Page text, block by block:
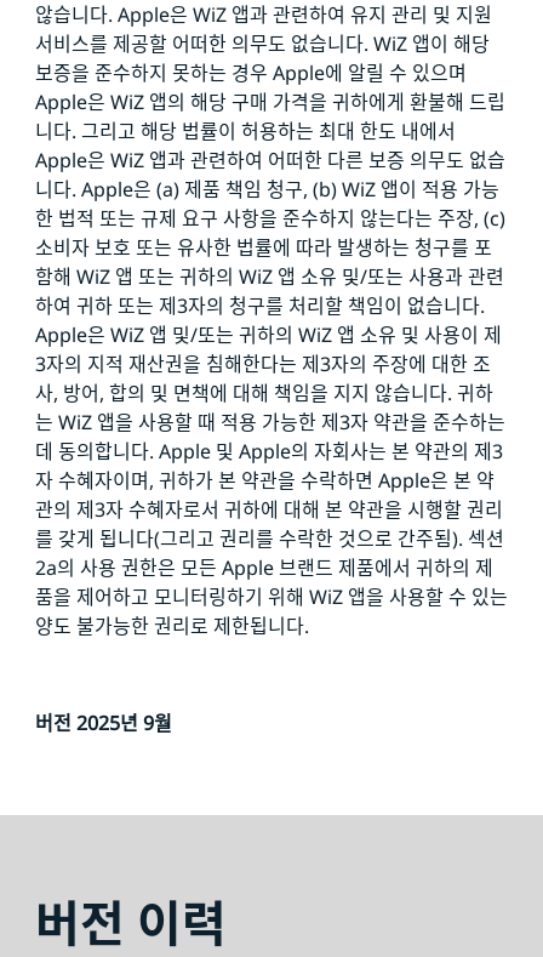
않습니다. Apple은 WiZ 앱과 관련하여 유지 관리 및 지원
서비스를 제공할 어떠한 의무도 없습니다. WiZ 앱이 해당
보증을 준수하지 못하는 경우 Apple에 알릴 수 있으며
Apple은 WiZ 앱의 해당 구매 가격을 귀하에게 환불해 드립
니다. 그리고 해당 법률이 허용하는 최대 한도 내에서
Apple은 WiZ 앱과 관련하여 어떠한 다른 보증 의무도 없습
니다. Apple은 (a) 제품 책임 청구, (b) WiZ 앱이 적용 가능
한 법적 또는 규제 요구 사항을 준수하지 않는다는 주장, (c)
소비자 보호 또는 유사한 법률에 따라 발생하는 청구를 포
함해 WiZ 앱 또는 귀하의 WiZ 앱 소유 및/또는 사용과 관련
하여 귀하 또는 제3자의 청구를 처리할 책임이 없습니다.
Apple은 WiZ 앱 및/또는 귀하의 WiZ 앱 소유 및 사용이 제
3자의 지적 재산권을 침해한다는 제3자의 주장에 대한 조
사, 방어, 합의 및 면책에 대해 책임을 지지 않습니다. 귀하
는 WiZ 앱을 사용할 때 적용 가능한 제3자 약관을 준수하는
데 동의합니다. Apple 및 Apple의 자회사는 본 약관의 제3
자 수혜자이며, 귀하가 본 약관을 수락하면 Apple은 본 약
관의 제3자 수혜자로서 귀하에 대해 본 약관을 시행할 권리
를 갖게 됩니다(그리고 권리를 수락한 것으로 간주됨). 섹션
2a의 사용 권한은 모든 Apple 브랜드 제품에서 귀하의 제
품을 제어하고 모니터링하기 위해 WiZ 앱을 사용할 수 있는
양도 불가능한 권리로 제한됩니다.
버전 2025년 9월
버전 이력